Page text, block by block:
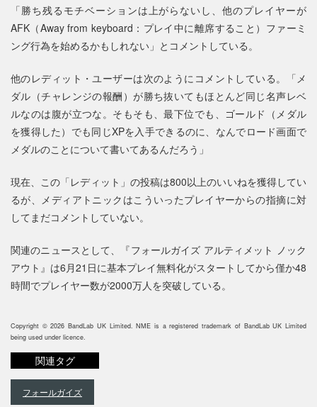
「勝ち残るモチベーションは上がらないし、他のプレイヤーが
AFK（Away from keyboard：プレイ中に離席すること）ファーミ
ング行為を始めるかもしれない」とコメントしている。
他のレディット・ユーザーは次のようにコメントしている。「メ
ダル（チャレンジの報酬）が勝ち抜いてもほとんど同じ名声レベ
ルなのは腹が立つな。そもそも、最下位でも、ゴールド（メダル
を獲得した）でも同じXPを入手できるのに、なんでロード画面で
メダルのことについて書いてあるんだろう」
現在、この「レディット」の投稿は800以上のいいねを獲得してい
るが、メディアトニックはこういったプレイヤーからの指摘に対
してまだコメントしていない。
関連のニュースとして、『フォールガイズ アルティメット ノック
アウト』は6月21日に基本プレイ無料化がスタートしてから僅か48
時間でプレイヤー数が2000万人を突破している。
Copyright © 2026 BandLab UK Limited. NME is a registered trademark of BandLab UK Limited
being used under licence.
関連タグ
フォールガイズ